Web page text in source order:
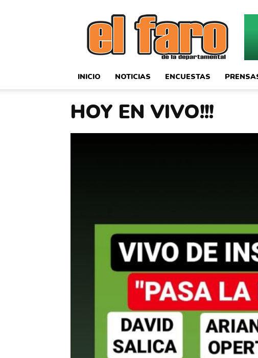
El
Faro
Deportivo
INICIO NOTICIAS ENCUESTAS
HOY EN VIVO!!!